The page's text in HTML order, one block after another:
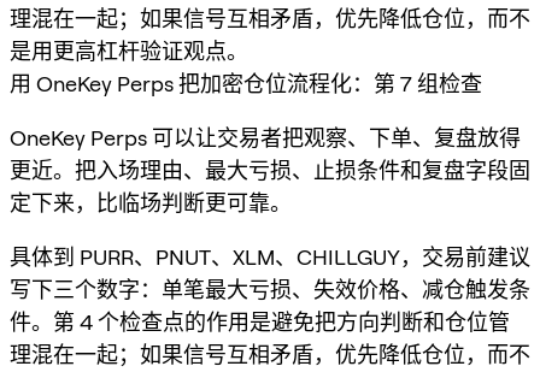
理混在一起；如果信号互相矛盾，优先降低仓位，而不
是用更高杠杆验证观点。
用 OneKey Perps 把加密仓位流程化：第 7 组检查
OneKey Perps 可以让交易者把观察、下单、复盘放得
更近。把入场理由、最大亏损、止损条件和复盘字段固
定下来，比临场判断更可靠。
具体到 PURR、PNUT、XLM、CHILLGUY，交易前建议
写下三个数字：单笔最大亏损、失效价格、减仓触发条
件。第 4 个检查点的作用是避免把方向判断和仓位管
理混在一起；如果信号互相矛盾，优先降低仓位，而不